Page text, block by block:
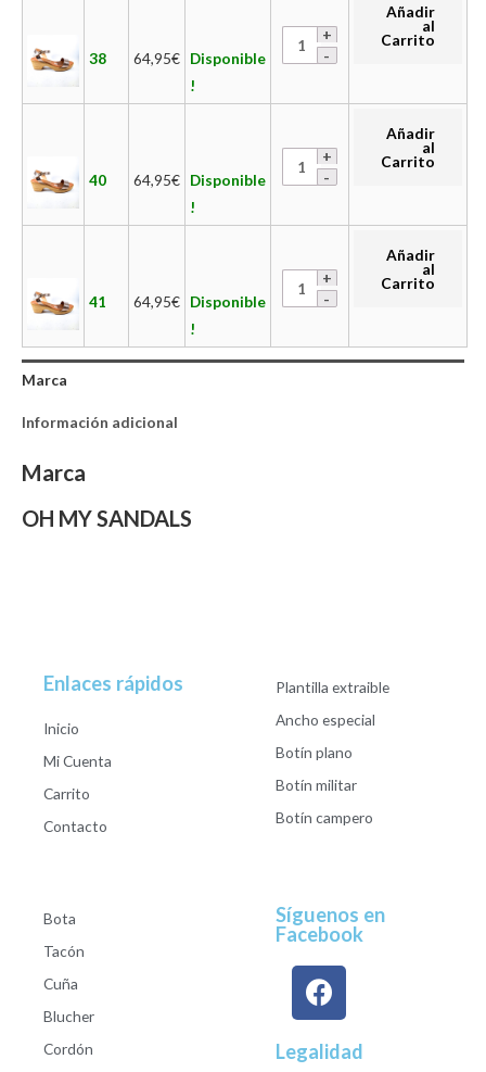
38 64,95€ Disponible
!
Añadir
al
Carrito
40 64,95€ Disponible
!
Añadir
al
Carrito
41 64,95€ Disponible
!
Añadir
al
Carrito
Marca
Información adicional
Marca
OH MY SANDALS
Enlaces rápidos
Inicio
Mi Cuenta
Carrito
Contacto
Plantilla extraible
Ancho especial
Botín plano
Botín militar
Botín campero
Bota
Tacón
Cuña
Blucher
Cordón
Síguenos en
Facebook
Legalidad